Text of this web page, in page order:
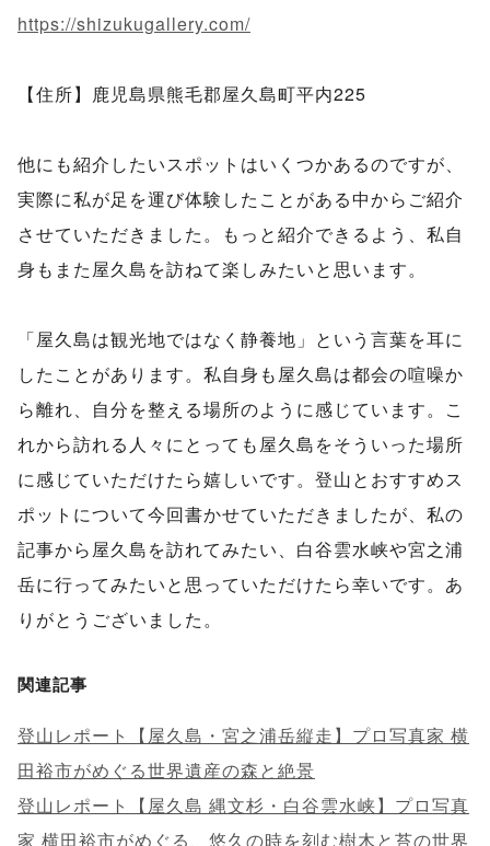
https://shizukugallery.com/
【住所】鹿児島県熊毛郡屋久島町平内225
他にも紹介したいスポットはいくつかあるのですが、
実際に私が足を運び体験したことがある中からご紹介
させていただきました。もっと紹介できるよう、私自
身もまた屋久島を訪ねて楽しみたいと思います。
「屋久島は観光地ではなく静養地」という言葉を耳に
したことがあります。私自身も屋久島は都会の喧噪か
ら離れ、自分を整える場所のように感じています。こ
れから訪れる人々にとっても屋久島をそういった場所
に感じていただけたら嬉しいです。登山とおすすめス
ポットについて今回書かせていただきましたが、私の
記事から屋久島を訪れてみたい、白谷雲水峡や宮之浦
岳に行ってみたいと思っていただけたら幸いです。あ
りがとうございました。
関連記事
登山レポート【屋久島・宮之浦岳縦走】プロ写真家 横
田裕市がめぐる世界遺産の森と絶景
登山レポート【屋久島 縄文杉・白谷雲水峡】プロ写真
家 横田裕市がめぐる、悠久の時を刻む樹木と苔の世界